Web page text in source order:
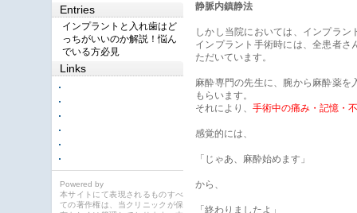
静脈内鎮静法
しかし当院においては、インプラ
インプラント手術時には、全患者さ
ただいています。
麻酔専門の先生に、腕から麻酔薬
もらいます。
それにより、 手術中の痛み・記憶・
感覚的には、
「じゃあ、麻酔始めます」
から、
「終わりましたよ」
Entries
インプラントと入れ歯はど
っちがいいのか解説！悩ん
でいる方必見
Links
Powered by
本サイトにて表現されるものすべ
ての著作権は、当クリニックが保